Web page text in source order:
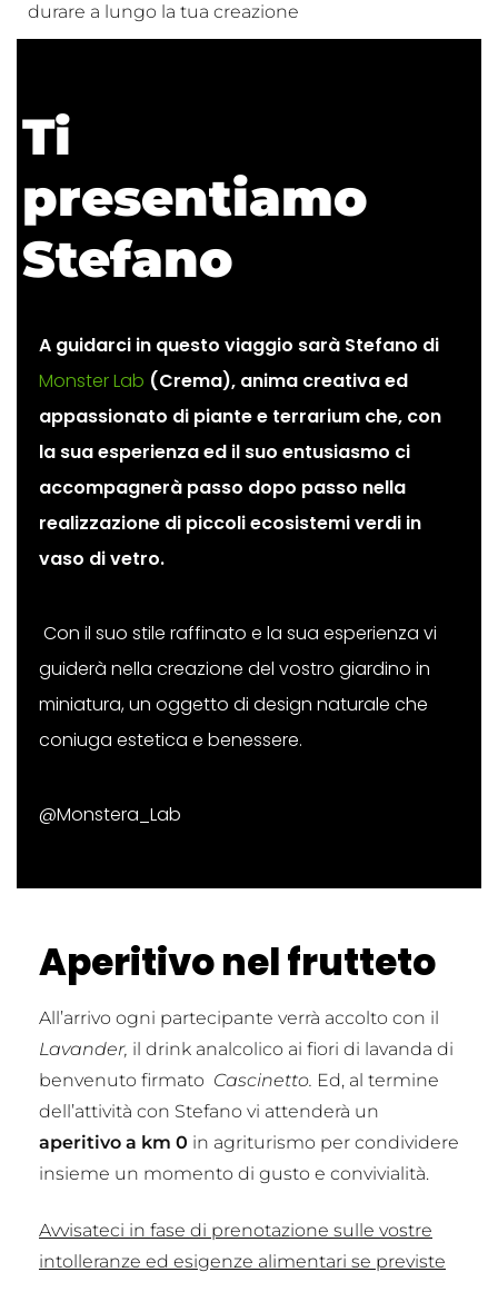
durare a lungo la tua creazione
Ti
presentiamo
Stefano
A guidarci in questo viaggio sarà Stefano di
Monster Lab (Crema), anima creativa ed
appassionato di piante e terrarium che, con
la sua esperienza ed il suo entusiasmo ci
accompagnerà passo dopo passo nella
realizzazione di piccoli ecosistemi verdi in
vaso di vetro.
Con il suo stile raffinato e la sua esperienza vi
guiderà nella creazione del vostro giardino in
miniatura, un oggetto di design naturale che
coniuga estetica e benessere.
@Monstera_Lab
Aperitivo nel frutteto
All’arrivo ogni partecipante verrà accolto con il
Lavander, il drink analcolico ai fiori di lavanda di
benvenuto firmato Cascinetto. Ed, al termine
dell’attività con Stefano vi attenderà un
aperitivo a km 0 in agriturismo per condividere
insieme un momento di gusto e convivialità.
Avvisateci in fase di prenotazione sulle vostre
intolleranze ed esigenze alimentari se previste